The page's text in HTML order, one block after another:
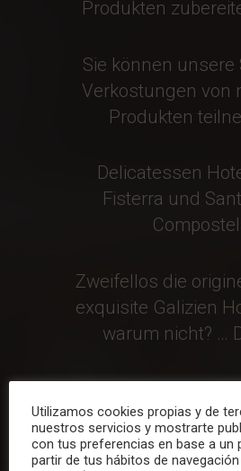
Produkten
Sie können unsere
Verkostungen von
Produkten
Delicatessen
Fisterra und
Zweifellos die
exquisite Galizien
warum nicht? …
KOMM ZU
Utilizamos cookies propias y de
nuestros servicios y mostrarte
con tus preferencias en base a un
partir de tus hábitos de